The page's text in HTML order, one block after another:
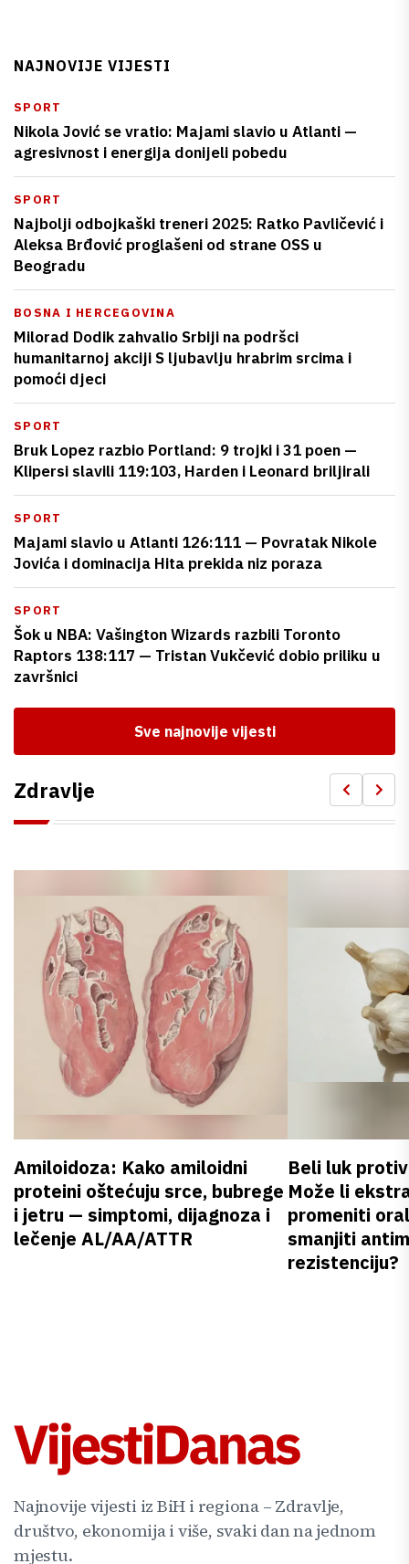
NAJNOVIJE VIJESTI
SPORT
Nikola Jović se vratio: Majami slavio u Atlanti —
agresivnost i energija donijeli pobedu
SPORT
Najbolji odbojkaški treneri 2025: Ratko Pavličević i
Aleksa Brđović proglašeni od strane OSS u
Beogradu
BOSNA I HERCEGOVINA
Milorad Dodik zahvalio Srbiji na podršci
humanitarnoj akciji S ljubavlju hrabrim srcima i
pomoći djeci
SPORT
Bruk Lopez razbio Portland: 9 trojki i 31 poen —
Klipersi slavili 119:103, Harden i Leonard briljirali
SPORT
Majami slavio u Atlanti 126:111 — Povratak Nikole
Jovića i dominacija Hita prekida niz poraza
SPORT
Šok u NBA: Vašington Wizards razbili Toronto
Raptors 138:117 — Tristan Vukčević dobio priliku u
završnici
Sve najnovije vijesti
Zdravlje
Amiloidoza: Kako amiloidni
proteini oštećuju srce, bubrege
i jetru — simptomi, dijagnoza i
lečenje AL/AA/ATTR
Beli luk
Može li
promeniti
smanjiti
rezistenciju?
Najnovije vijesti iz BiH i regiona – Zdravlje,
društvo, ekonomija i više, svaki dan na jednom
mjestu.